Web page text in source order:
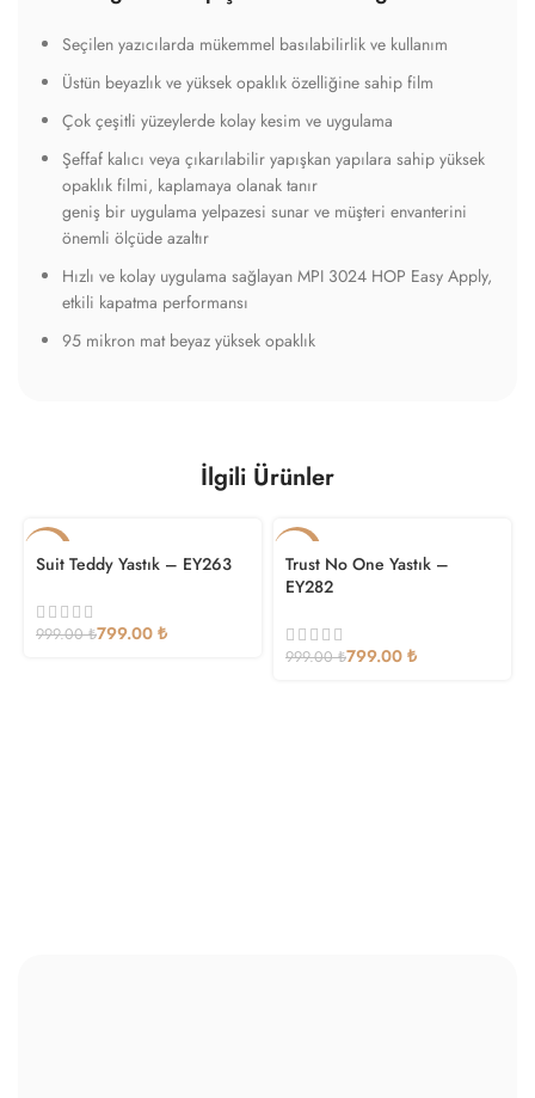
Seçilen yazıcılarda mükemmel basılabilirlik ve kullanım
Üstün beyazlık ve yüksek opaklık özelliğine sahip film
Çok çeşitli yüzeylerde kolay kesim ve uygulama
Şeffaf kalıcı veya çıkarılabilir yapışkan yapılara sahip yüksek
opaklık filmi, kaplamaya olanak tanır
geniş bir uygulama yelpazesi sunar ve müşteri envanterini
önemli ölçüde azaltır
Hızlı ve kolay uygulama sağlayan MPI 3024 HOP Easy Apply,
etkili kapatma performansı
95 mikron mat beyaz yüksek opaklık
İlgili Ürünler
Suit Teddy Yastık – EY263
999.00₺799.00 ₺
Trust No One Yastık –
EY282
999.00₺799.00 ₺